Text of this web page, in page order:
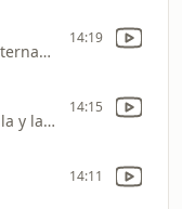
Now On Air:Tony Rosado Internacional Pacífico
14:19
Now On Air:Nelsón de la Olla y la Banda Chula
14:15
14:11